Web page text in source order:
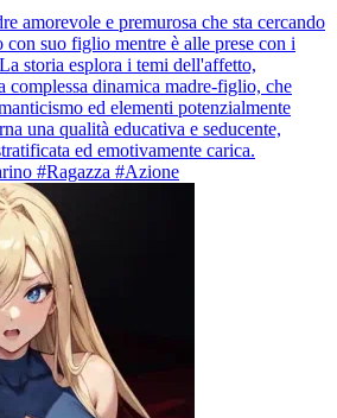
amorevole e premurosa che sta cercando
suo figlio mentre è alle prese con i
storia esplora i temi dell'affetto,
complessa dinamica madre-figlio, che
ed elementi potenzialmente
una qualità educativa e seducente,
ed emotivamente carica.
#Ragazza #Azione